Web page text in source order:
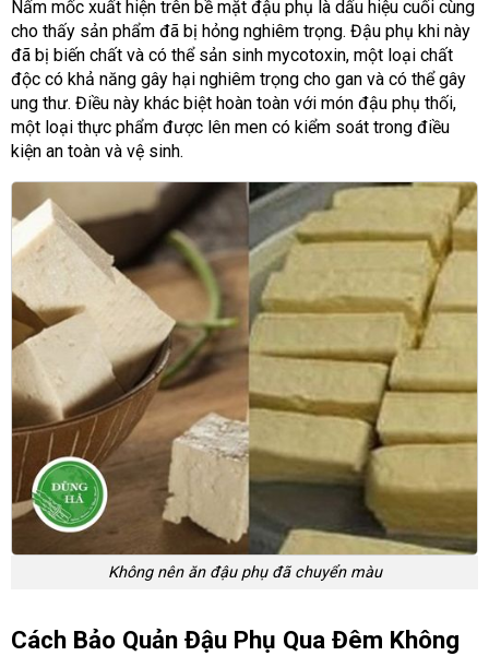
Nấm mốc xuất hiện trên bề mặt đậu phụ là dấu hiệu cuối cùng
cho thấy sản phẩm đã bị hỏng nghiêm trọng. Đậu phụ khi này
đã bị biến chất và có thể sản sinh mycotoxin, một loại chất
độc có khả năng gây hại nghiêm trọng cho gan và có thể gây
ung thư. Điều này khác biệt hoàn toàn với món đậu phụ thối,
một loại thực phẩm được lên men có kiểm soát trong điều
kiện an toàn và vệ sinh.
Không nên ăn đậu phụ đã chuyển màu
Cách Bảo Quản Đậu Phụ Qua Đêm Không